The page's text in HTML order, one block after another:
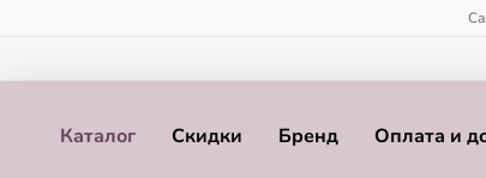
Каталог Скидки Бренд Оплата и